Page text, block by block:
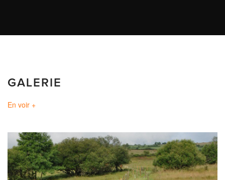
GALERIE
En voir +